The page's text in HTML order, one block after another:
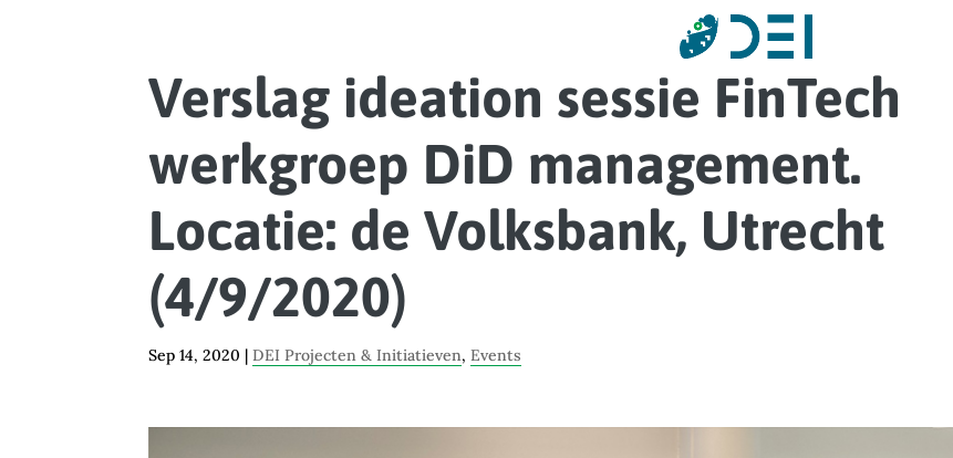
Verslag ideation sessie FinTech
werkgroep DiD management.
Locatie: de Volksbank, Utrecht
(4/9/2020)
Sep 14, 2020 |DEI Projecten & Initiatieven,Events